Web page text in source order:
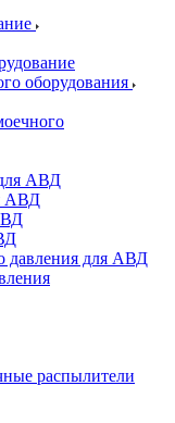
оборудования
АВД
АВД
давления для АВД
распылители